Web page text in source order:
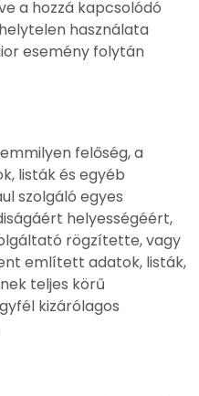
a hozzá kapcsolódó
használata
esemény folytán
felőség, a
listák és egyéb
szolgáló egyes
helyességéért,
rögzítette, vagy
említett adatok, listák,
teljes körű
kizárólagos